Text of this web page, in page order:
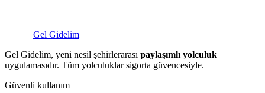
Gel Gidelim
Gel Gidelim, yeni nesil şehirlerarası paylaşımlı yolculuk
uygulamasıdır. Tüm yolculuklar sigorta güvencesiyle.
Güvenli kullanım